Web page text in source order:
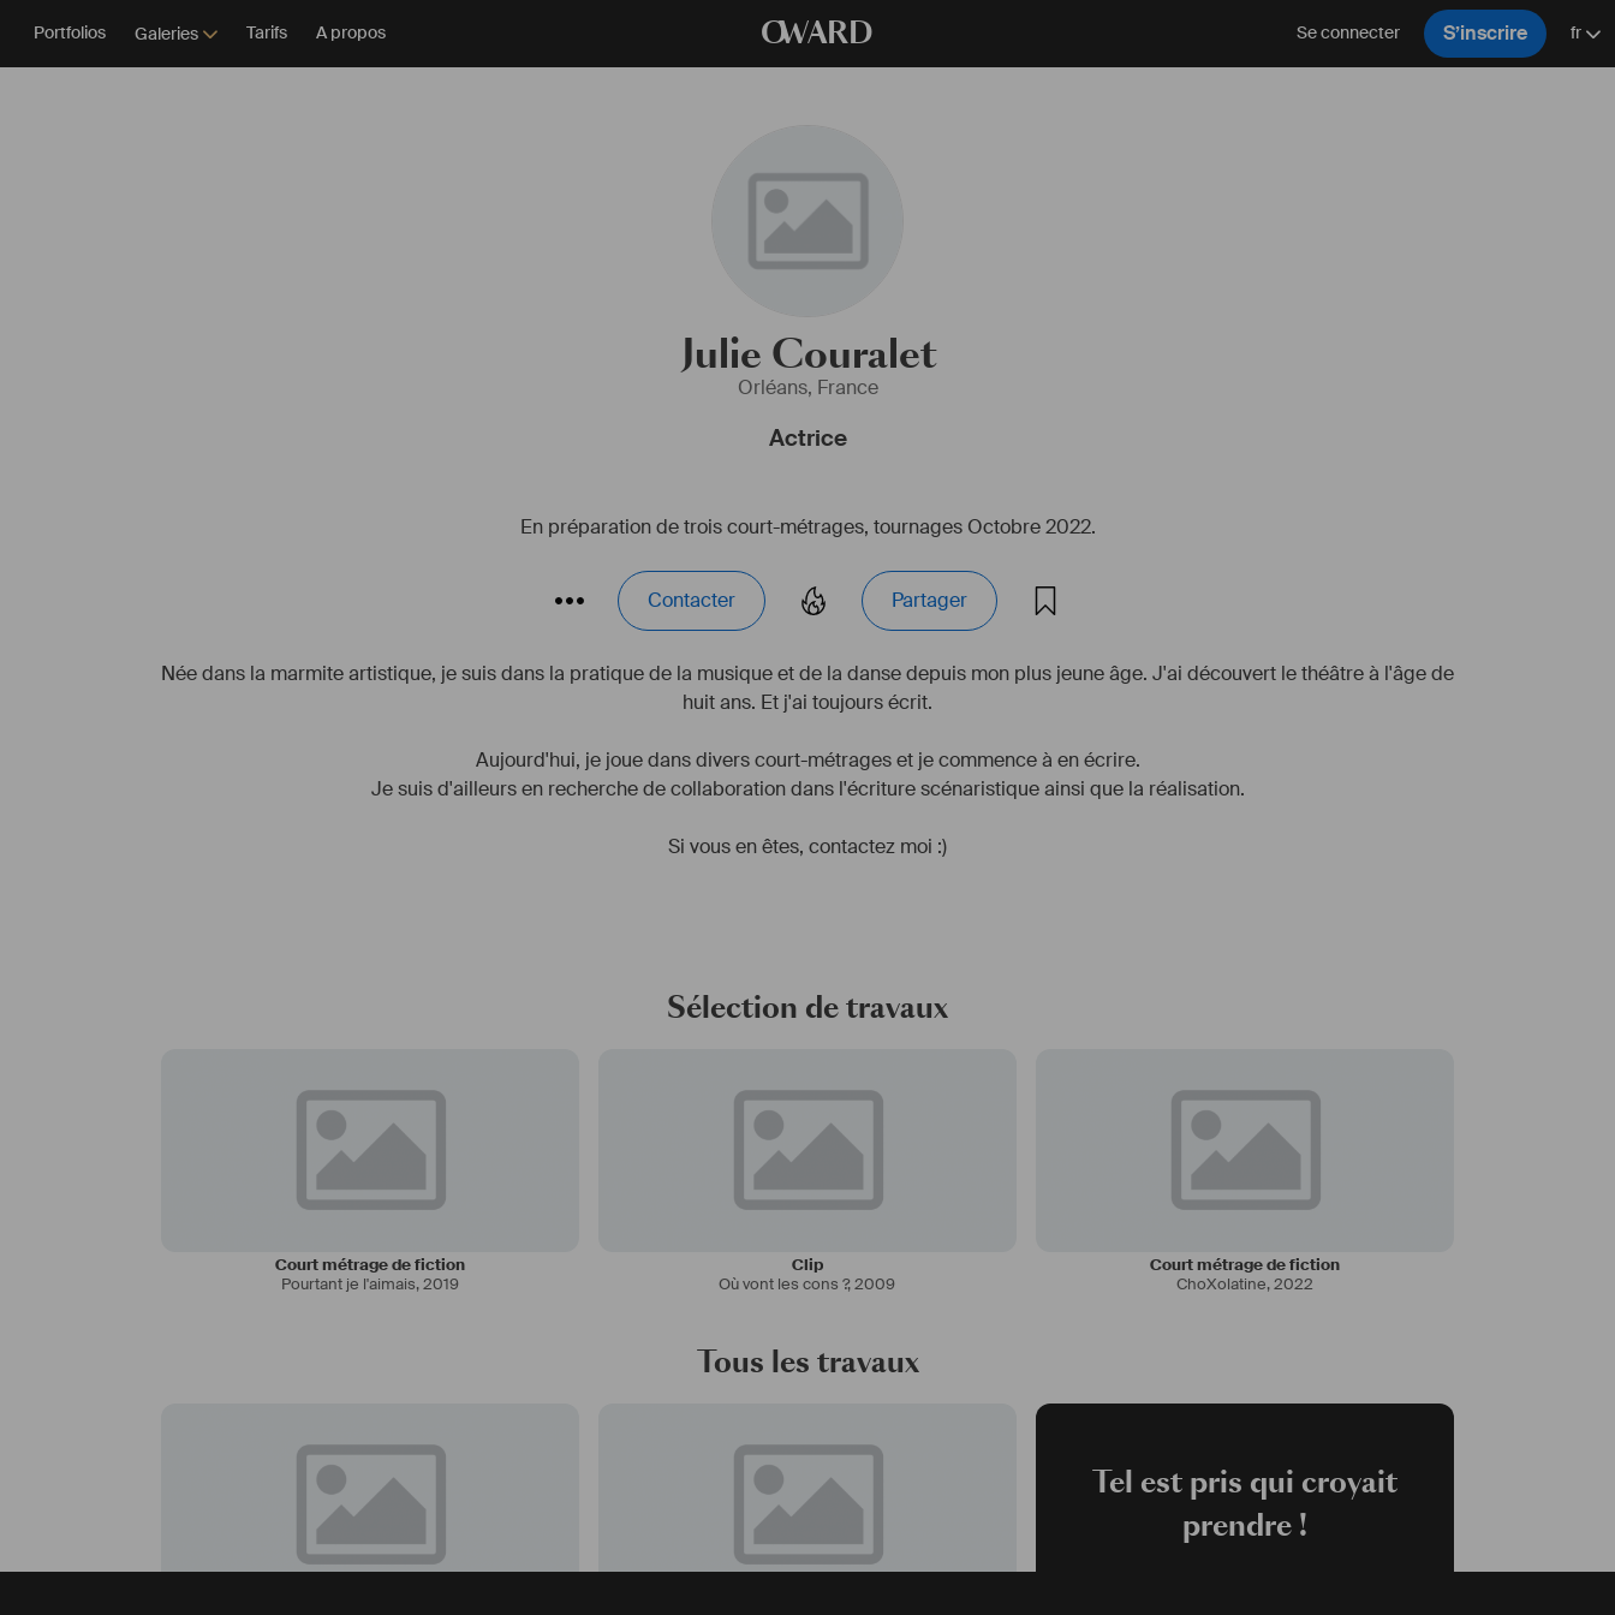
Portfolios Galeries Tarifs A propos OWARD Se connecter S’inscrire fr
Julie Couralet
Orléans, France
Actrice
En préparation de trois court-métrages, tournages Octobre 2022.
Contacter Partager
Née dans la marmite artistique, je suis dans la pratique de la musique et de la danse depuis mon plus jeune âge. J'ai découvert le théâtre à l'âge de
huit ans. Et j'ai toujours écrit.
Aujourd'hui, je joue dans divers court-métrages et je commence à en écrire.
Je suis d'ailleurs en recherche de collaboration dans l'écriture scénaristique ainsi que la réalisation.
Si vous en êtes, contactez moi :)
Sélection de travaux
Court métrage de fiction
Pourtant je l'aimais,2019
Clip
Où vont les cons ?,2009
Court métrage de fiction
ChoXolatine,2022
Tous les travaux
Tel est pris qui croyait
prendre !